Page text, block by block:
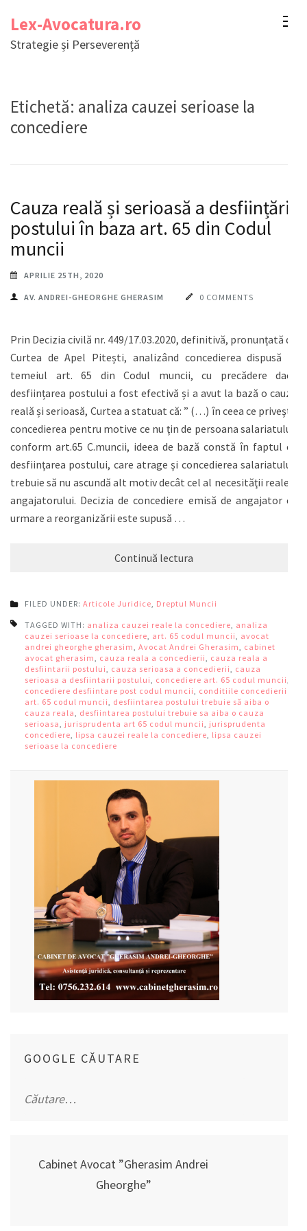
conținut
Lex-Avocatura.ro
Strategie și Perseverență
Etichetă: analiza cauzei serioase la
concediere
Cauza reală și serioasă a desființării
postului în baza art. 65 din Codul
muncii
APRILIE 25TH, 2020
AV. ANDREI-GHEORGHE GHERASIM 0 COMMENTS
Prin Decizia civilă nr. 449/17.03.2020, definitivă, pronunțată de
Curtea de Apel Pitești, analizând concedierea dispusă în
temeiul art. 65 din Codul muncii, cu precădere dacă
desființarea postului a fost efectivă și a avut la bază o cauză
reală și serioasă, Curtea a statuat că: ” (…) în ceea ce priveşte
concedierea pentru motive ce nu ţin de persoana salariatului,
conform art.65 C.muncii, ideea de bază constă în faptul că
desfiinţarea postului, care atrage şi concedierea salariatului,
trebuie să nu ascundă alt motiv decât cel al necesităţii reale a
angajatorului. Decizia de concediere emisă de angajator ca
urmare a reorganizării este supusă …
Continuă lectura
FILED UNDER: Articole Juridice, Dreptul Muncii
TAGGED WITH: analiza cauzei reale la concediere, analiza
cauzei serioase la concediere, art. 65 codul muncii, avocat
andrei gheorghe gherasim, Avocat Andrei Gherasim, cabinet
avocat gherasim, cauza reala a concedierii, cauza reala a
desfiintarii postului, cauza serioasa a concedierii, cauza
serioasa a desfiintarii postului, concediere art. 65 codul muncii,
concediere desfiintare post codul muncii, conditiile concedierii
art. 65 codul muncii, desfiintarea postului trebuie să aiba o
cauza reala, desfiintarea postului trebuie sa aiba o cauza
serioasa, jurisprudenta art 65 codul muncii, jurisprudenta
concediere, lipsa cauzei reale la concediere, lipsa cauzei
serioase la concediere
GOOGLE CĂUTARE
după:
Cabinet Avocat ”Gherasim Andrei
Gheorghe”